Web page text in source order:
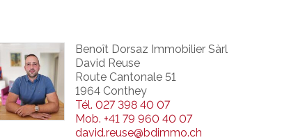
Benoît Dorsaz Immobilier Sàrl
David Reuse
Route Cantonale 51
1964 Conthey
Tél. 027 398 40 07
Mob. +41 79 960 40 07
david.reuse@bdimmo.ch